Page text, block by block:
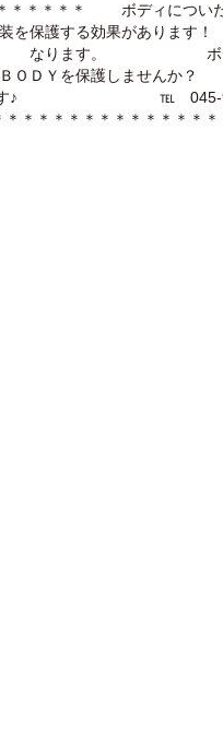
＊＊＊＊＊ ボディについ
を保護する効果がありま
やすく なります。 ボ
ＯＤＹを保護しません
しております♪ ℡ 045-
＊＊＊＊＊＊＊＊＊＊＊＊＊